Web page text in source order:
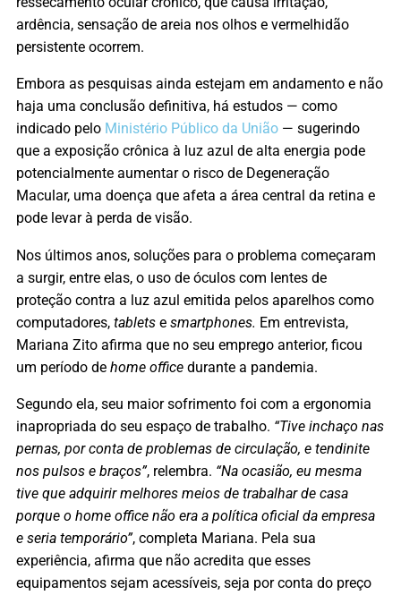
ardência, sensação de areia nos olhos e vermelhidão
persistente ocorrem.
Embora as pesquisas ainda estejam em andamento e não
haja uma conclusão definitiva, há estudos — como
indicado pelo Ministério Público da União — sugerindo
que a exposição crônica à luz azul de alta energia pode
potencialmente aumentar o risco de Degeneração
Macular, uma doença que afeta a área central da retina e
pode levar à perda de visão.
Nos últimos anos, soluções para o problema começaram
a surgir, entre elas, o uso de óculos com lentes de
proteção contra a luz azul emitida pelos aparelhos como
computadores, tablets e smartphones. Em entrevista,
Mariana Zito afirma que no seu emprego anterior, ficou
um período de home office durante a pandemia.
Segundo ela, seu maior sofrimento foi com a ergonomia
inapropriada do seu espaço de trabalho. “Tive inchaço nas
pernas, por conta de problemas de circulação, e tendinite
nos pulsos e braços”, relembra. “Na ocasião, eu mesma
tive que adquirir melhores meios de trabalhar de casa
porque o home office não era a política oficial da empresa
e seria temporário”, completa Mariana. Pela sua
experiência, afirma que não acredita que esses
equipamentos sejam acessíveis, seja por conta do preço